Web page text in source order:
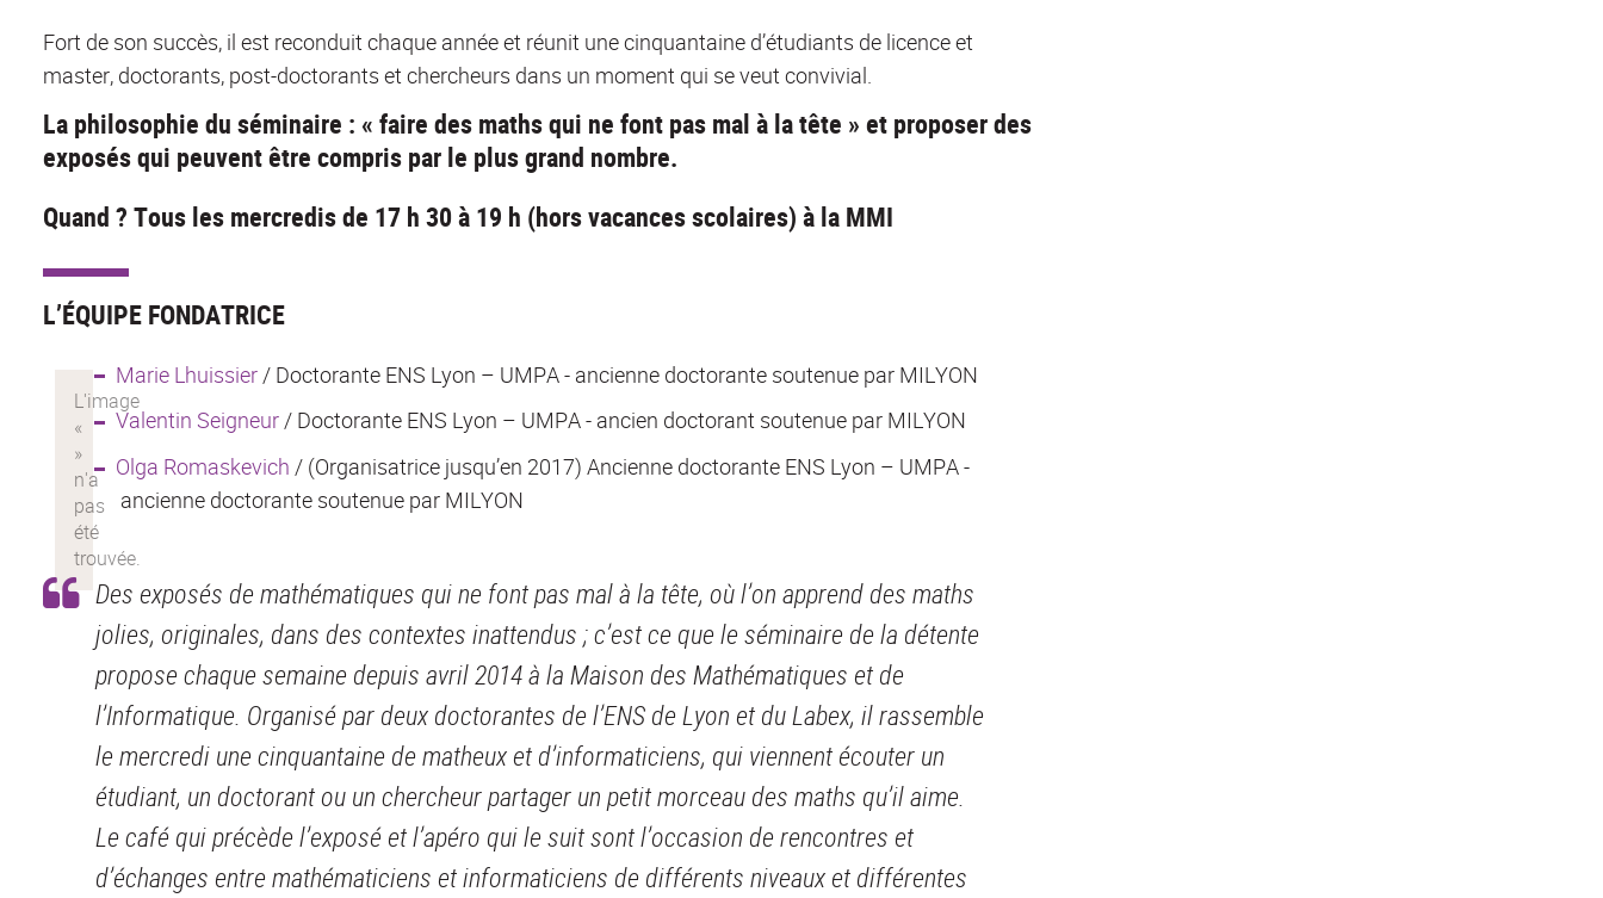
Fort de son succès, il est reconduit chaque année et réunit une cinquantaine d’étudiants de licence et
master, doctorants, post-doctorants et chercheurs dans un moment qui se veut convivial.
La philosophie du séminaire : « faire des maths qui ne font pas mal à la tête » et proposer des
exposés qui peuvent être compris par le plus grand nombre.
Quand ? Tous les mercredis de 17 h 30 à 19 h (hors vacances scolaires) à la MMI
L’ÉQUIPE FONDATRICE
Marie Lhuissier / Doctorante ENS Lyon – UMPA - ancienne doctorante soutenue par MILYON
Valentin Seigneur/ Doctorante ENS Lyon – UMPA - ancien doctorant soutenue par MILYON
Olga Romaskevich / (Organisatrice jusqu’en 2017) Ancienne doctorante ENS Lyon – UMPA -
ancienne doctorante soutenue par MILYON
Des exposés de mathématiques qui ne font pas mal à la tête, où l’on apprend des maths
jolies, originales, dans des contextes inattendus ; c’est ce que le séminaire de la détente
propose chaque semaine depuis avril 2014 à la Maison des Mathématiques et de
l’Informatique. Organisé par deux doctorantes de l’ENS de Lyon et du Labex, il rassemble
le mercredi une cinquantaine de matheux et d’informaticiens, qui viennent écouter un
étudiant, un doctorant ou un chercheur partager un petit morceau des maths qu’il aime.
Le café qui précède l’exposé et l’apéro qui le suit sont l’occasion de rencontres et
d’échanges entre mathématiciens et informaticiens de différents niveaux et différentes